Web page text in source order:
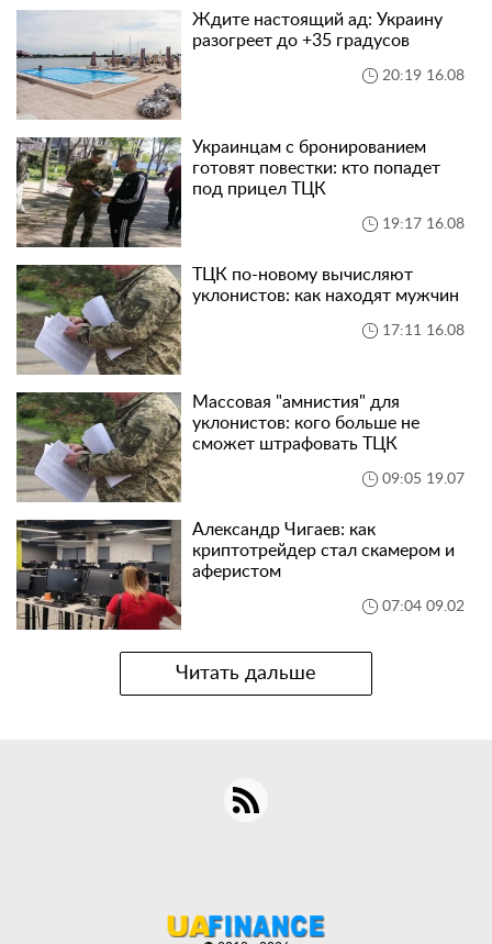
Ждите настоящий ад: Украину
разогреет до +35 градусов
20:19 16.08
Украинцам с бронированием
готовят повестки: кто попадет
под прицел ТЦК
19:17 16.08
ТЦК по-новому вычисляют
уклонистов: как находят мужчин
17:11 16.08
Массовая "амнистия" для
уклонистов: кого больше не
сможет штрафовать ТЦК
09:05 19.07
Александр Чигаев: как
криптотрейдер стал скамером и
аферистом
07:04 09.02
Читать дальше